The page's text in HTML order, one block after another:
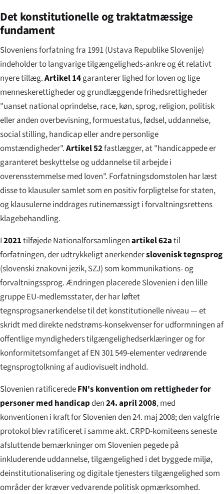
Det konstitutionelle og traktatmæssige
fundament
Sloveniens forfatning fra 1991 (Ustava Republike Slovenije)
indeholder to langvarige tilgængeligheds-ankre og ét relativt
nyere tillæg.Artikel 14garanterer lighed for loven og lige
menneskerettigheder og grundlæggende frihedsrettigheder
"uanset national oprindelse, race, køn, sprog, religion, politisk
eller anden overbevisning, formuestatus, fødsel, uddannelse,
social stilling,handicapeller andre personlige
omstændigheder".Artikel 52fastlægger, at "handicappede er
garanteret beskyttelse og uddannelse til arbejde i
overensstemmelse med loven". Forfatningsdomstolen har læst
disse to klausuler samlet som en positiv forpligtelse for staten,
og klausulerne inddrages rutinemæssigt i forvaltningsrettens
klagebehandling.
I2021tilføjede Nationalforsamlingenartikel 62atil
forfatningen, der udtrykkeligt anerkenderslovenisk tegnsprog
(slovenski znakovni jezik, SZJ) som kommunikations- og
forvaltningssprog. Ændringen placerede Slovenien i den lille
gruppe EU-medlemsstater, der har løftet
tegnsprogsanerkendelse til det konstitutionelle niveau — et
skridt med direkte nedstrøms-konsekvenser for udformningen af
offentlige myndigheders tilgængelighedserklæringer og for
konformitetsomfanget af EN 301 549-elementer vedrørende
tegnsprogtolkning af audiovisuelt indhold.
Slovenien ratificeredeFN's konvention om rettigheder for
personer med handicapden24. april 2008, med
konventionen i kraft for Slovenien den 24. maj 2008; den valgfrie
protokol blev ratificeret i samme akt. CRPD-komiteens seneste
afsluttende bemærkninger om Slovenien pegede på
inkluderende uddannelse, tilgængelighed i det byggede miljø,
deinstitutionalisering og digitale tjenesters tilgængelighed som
områder der kræver vedvarende politisk opmærksomhed.